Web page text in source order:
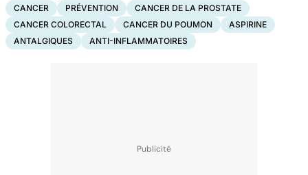
CANCER PRÉVENTION
CANCER DE LA PROSTATE
CANCER COLORECTAL
CANCER DU POUMON
ASPIRINE
ANTALGIQUES
ANTI-INFLAMMATOIRES